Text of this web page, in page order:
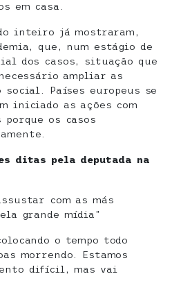
em casa.
inteiro já mostraram,
que, num estágio de
dos casos, situação que
ampliar as
Países europeus se
iniciado as ações com
os casos
ditas pela deputada na
com as más
grande mídia”
o tempo todo
morrendo. Estamos
difícil, mas vai